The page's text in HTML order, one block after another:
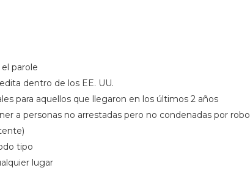
parole
dentro de los EE. UU.
para aquellos que llegaron en los últimos 2 años
a personas no arrestadas pero no condenadas por robo
tipo
lugar